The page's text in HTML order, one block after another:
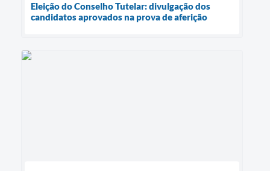
Eleição do Conselho Tutelar: divulgação dos
candidatos aprovados na prova de aferição